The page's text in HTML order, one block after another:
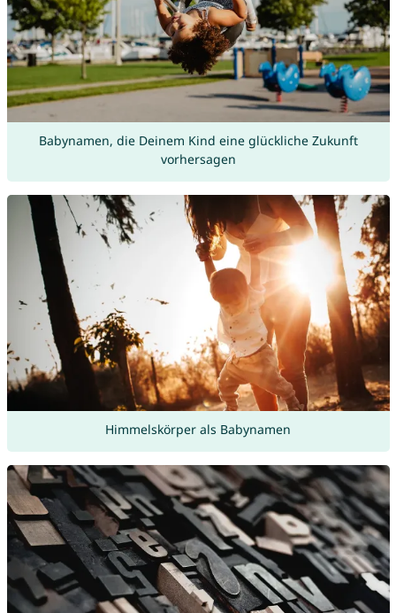
Babynamen, die Deinem Kind eine glückliche Zukunft
vorhersagen
Himmelskörper als Babynamen